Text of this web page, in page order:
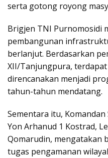
serta gotong royong
Brigjen TNI Purnomosidi
pembangunan
berlanjut. Berdasarkan
XII/Tanjungpura,
direncanakan menjadi
tahun-tahun mendatang.
Sementara itu, Komandan
Yon Arhanud 1 Kostrad,
Qomarudin, mengatakan
tugas pengamanan